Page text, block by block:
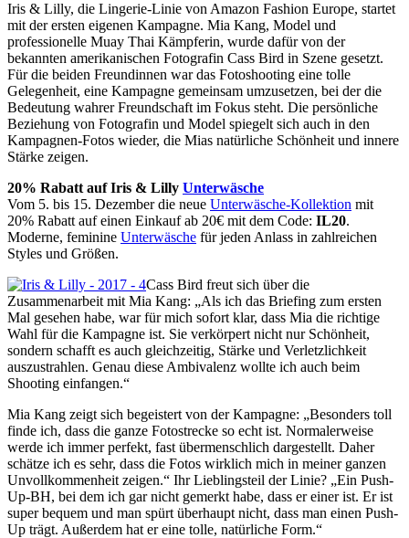
Iris & Lilly, die Lingerie-Linie von Amazon Fashion Europe, startet
mit der ersten eigenen Kampagne. Mia Kang, Model und
professionelle Muay Thai Kämpferin, wurde dafür von der
bekannten amerikanischen Fotografin Cass Bird in Szene gesetzt.
Für die beiden Freundinnen war das Fotoshooting eine tolle
Gelegenheit, eine Kampagne gemeinsam umzusetzen, bei der die
Bedeutung wahrer Freundschaft im Fokus steht. Die persönliche
Beziehung von Fotografin und Model spiegelt sich auch in den
Kampagnen-Fotos wieder, die Mias natürliche Schönheit und innere
Stärke zeigen.
20% Rabatt auf Iris & Lilly Unterwäsche
​Vom 5. bis 15. Dezember die neue Unterwäsche-Kollektion mit
20% Rabatt auf einen Einkauf ab 20€ mit dem Code: IL20.
Moderne, feminine Unterwäsche für jeden Anlass in zahlreichen
Styles und Größen.​
Cass Bird freut sich über die
Zusammenarbeit mit Mia Kang: „Als ich das Briefing zum ersten
Mal gesehen habe, war für mich sofort klar, dass Mia die richtige
Wahl für die Kampagne ist. Sie verkörpert nicht nur Schönheit,
sondern schafft es auch gleichzeitig, Stärke und Verletzlichkeit
auszustrahlen. Genau diese Ambivalenz wollte ich auch beim
Shooting einfangen.“
Mia Kang zeigt sich begeistert von der Kampagne: „Besonders toll
finde ich, dass die ganze Fotostrecke so echt ist. Normalerweise
werde ich immer perfekt, fast übermenschlich dargestellt. Daher
schätze ich es sehr, dass die Fotos wirklich mich in meiner ganzen
Unvollkommenheit zeigen.“ Ihr Lieblingsteil der Linie? „Ein Push-
Up-BH, bei dem ich gar nicht gemerkt habe, dass er einer ist. Er ist
super bequem und man spürt überhaupt nicht, dass man einen Push-
Up trägt. Außerdem hat er eine tolle, natürliche Form.“